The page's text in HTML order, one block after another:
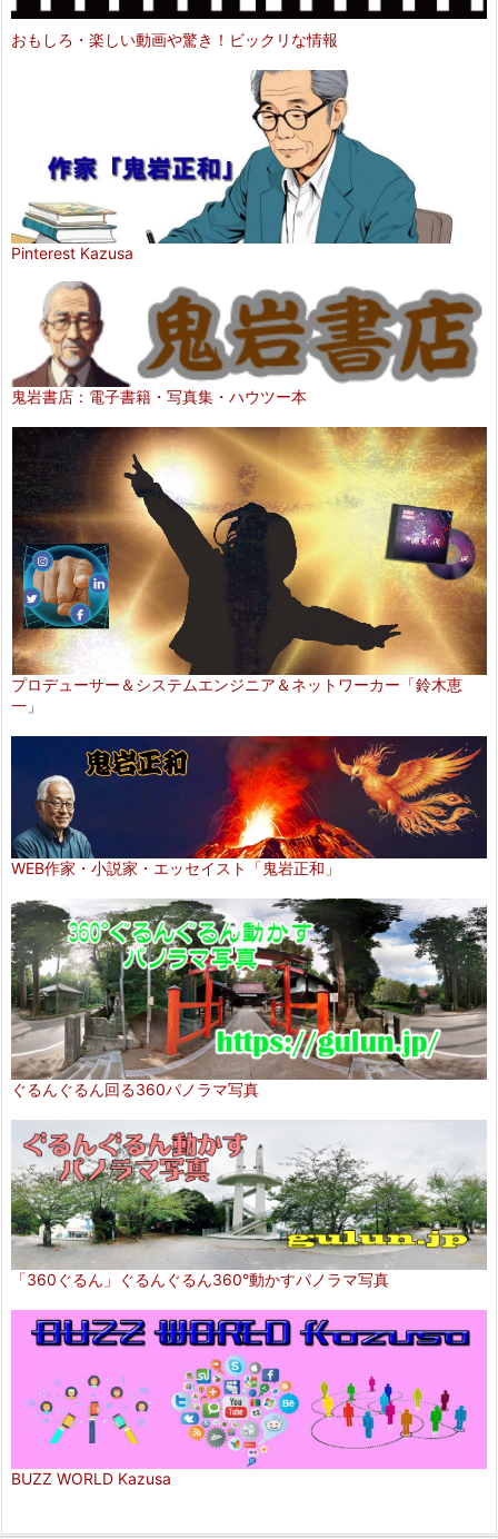
おもしろ・楽しい動画や驚き！ビックリな情報
Pinterest Kazusa
鬼岩書店：電子書籍・写真集・ハウツー本
プロデューサー＆システムエンジニア＆ネットワーカー「鈴木恵
一」
WEB作家・小説家・エッセイスト「鬼岩正和」
ぐるんぐるん回る360パノラマ写真
「360ぐるん」ぐるんぐるん360°動かすパノラマ写真
BUZZ WORLD Kazusa